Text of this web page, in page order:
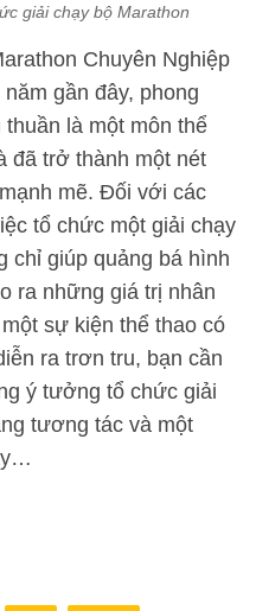
giải chạy bộ Marathon
Chuyên Nghiệp
gần đây, phong
là một môn thể
đã trở thành một nét
mẽ. Đối với các
tổ chức một giải chạy
chỉ giúp quảng bá hình
ra những giá trị nhân
sự kiện thể thao có
ra trơn tru, bạn cần
ý tưởng tổ chức giải
tương tác và một